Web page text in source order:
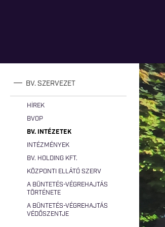
BV. SZERVEZET
HÍREK
BVOP
BV. INTÉZETEK
INTÉZMÉNYEK
BV. HOLDING KFT.
KÖZPONTI ELLÁTÓ SZERV
A BÜNTETÉS-VÉGREHAJTÁS
TÖRTÉNETE
A BÜNTETÉS-VÉGREHAJTÁS
VÉDŐSZENTJE